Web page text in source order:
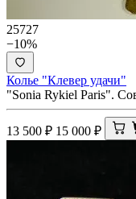
25727
−10%
Колье "Клевер удачи"
"Sonia Rykiel Paris".
13 500 ₽ 15 000 ₽